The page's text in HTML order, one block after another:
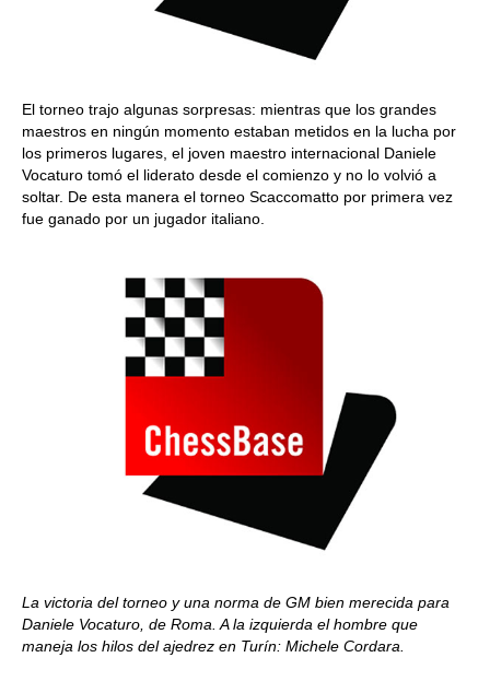
El torneo trajo algunas sorpresas: mientras que los grandes
maestros en ningún momento estaban metidos en la lucha por
los primeros lugares, el joven maestro internacional Daniele
Vocaturo tomó el liderato desde el comienzo y no lo volvió a
soltar. De esta manera el torneo Scaccomatto por primera vez
fue ganado por un jugador italiano.
La victoria del torneo y una norma de GM bien merecida para
Daniele Vocaturo, de Roma. A la izquierda el hombre que
maneja los hilos del ajedrez en Turín: Michele Cordara.